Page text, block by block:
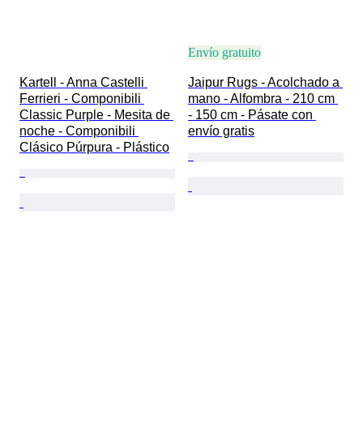
Kartell - Anna Castelli
Ferrieri - Componibili
Classic Purple - Mesita de
noche - Componibili
Clásico Púrpura - Plástico
Envío gratuito
Jaipur Rugs - Acolchado a
mano - Alfombra - 210 cm
- 150 cm - Pásate con
envío gratis